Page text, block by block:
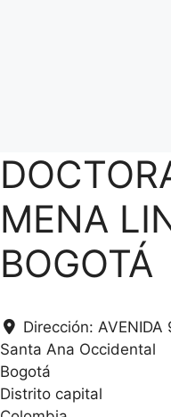
MENA
BOGOTÁ
Dirección:AVENIDA
Santa Ana Occidental
Bogotá
Distrito capital